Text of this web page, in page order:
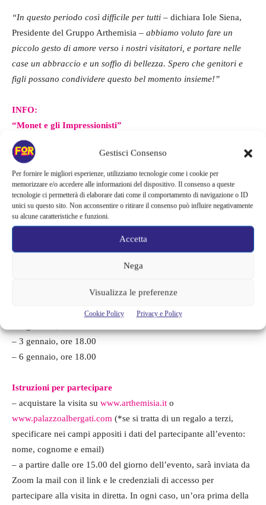
Gestisci Consenso
Per fornire le migliori esperienze, utilizziamo tecnologie come i cookie per
memorizzare e/o accedere alle informazioni del dispositivo. Il consenso a queste
tecnologie ci permetterà di elaborare dati come il comportamento di navigazione o ID
unici su questo sito. Non acconsentire o ritirare il consenso può influire negativamente
su alcune caratteristiche e funzioni.
Accetta
Nega
Visualizza le preferenze
Cookie Policy Privacy e Policy
“In questo periodo così difficile per tutti – dichiara Iole Siena,
Presidente del Gruppo Arthemisia – abbiamo voluto fare un
piccolo gesto di amore verso i nostri visitatori, e portare nelle
case un abbraccio e un soffio di bellezza. Spero che genitori e
figli possano condividere questo bel momento insieme!”
INFO:
“Monet e gli Impressionisti”
Acquisto su
www.arthemisia.it
www.palazzoalbergati.com
Biglietto:5€ (+ diritti d’agenzia)
Modalità di partecipazione
– 26 dicembre, ore 18.00
– 30 dicembre, ore 18.00
– 3 gennaio, ore 18.00
– 6 gennaio, ore 18.00
Istruzioni per partecipare
– acquistare la visita su www.arthemisia.it o
www.palazzoalbergati.com (*se si tratta di un regalo a terzi,
specificare nei campi appositi i dati del partecipante all’evento:
nome, cognome e email)
– a partire dalle ore 15.00 del giorno dell’evento, sarà inviata da
Zoom la mail con il link e le credenziali di accesso per
partecipare alla visita in diretta. In ogni caso, un’ora prima della